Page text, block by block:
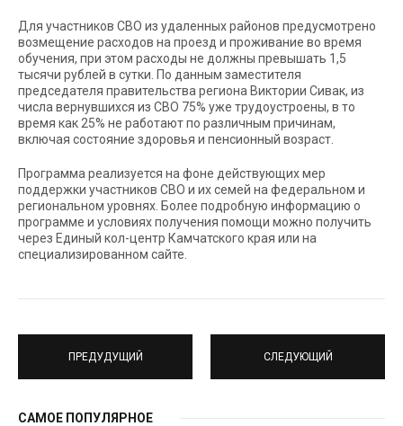
Для участников СВО из удаленных районов предусмотрено
возмещение расходов на проезд и проживание во время
обучения, при этом расходы не должны превышать 1,5
тысячи рублей в сутки. По данным заместителя
председателя правительства региона Виктории Сивак, из
числа вернувшихся из СВО 75% уже трудоустроены, в то
время как 25% не работают по различным причинам,
включая состояние здоровья и пенсионный возраст.
Программа реализуется на фоне действующих мер
поддержки участников СВО и их семей на федеральном и
региональном уровнях. Более подробную информацию о
программе и условиях получения помощи можно получить
через Единый кол-центр Камчатского края или на
специализированном сайте.
ПРЕДУДУЩИЙ СЛЕДУЮЩИЙ
САМОЕ ПОПУЛЯРНОЕ